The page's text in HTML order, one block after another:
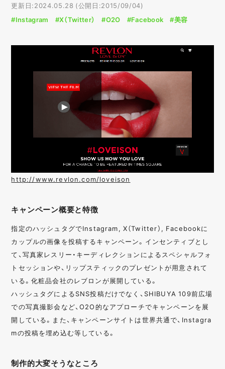
更新日:2024.05.28 (公開日:2015/09/04)
#Instagram
#X（Twitter） #O2O #Facebook #美容
http://www.revlon.com/loveison
キャンペーン概要と特徴
指定のハッシュタグでInstagram, X（Twitter）, Facebookに
カップルの画像を投稿するキャンペーン。インセンティブとし
て、写真家レスリー・キーディレクションによるスペシャルフォ
トセッションや、リップスティックのプレゼントが用意されて
いる。化粧品会社のレブロンが展開している。
ハッシュタグによるSNS投稿だけでなく、SHIBUYA 109前広場
での写真撮影会など、O2O的なアプローチでキャンペーンを展
開している。また、キャンペーンサイトは世界共通で、Instagra
mの投稿を埋め込む等している。
制作的大変そうなところ